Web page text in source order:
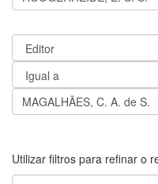
Utilizar filtros para refinar o